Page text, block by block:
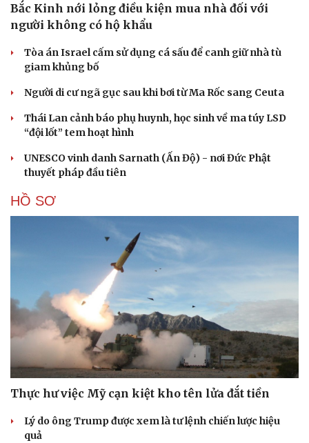
Bắc Kinh nới lỏng điều kiện mua nhà đối với
người không có hộ khẩu
Tòa án Israel cấm sử dụng cá sấu để canh giữ nhà tù
giam khủng bố
Người di cư ngã gục sau khi bơi từ Ma Rốc sang Ceuta
Thái Lan cảnh báo phụ huynh, học sinh về ma túy LSD
“đội lốt” tem hoạt hình
UNESCO vinh danh Sarnath (Ấn Độ) - nơi Đức Phật
thuyết pháp đầu tiên
HỒ SƠ
Thực hư việc Mỹ cạn kiệt kho tên lửa đắt tiền
Lý do ông Trump được xem là tư lệnh chiến lược hiệu
quả